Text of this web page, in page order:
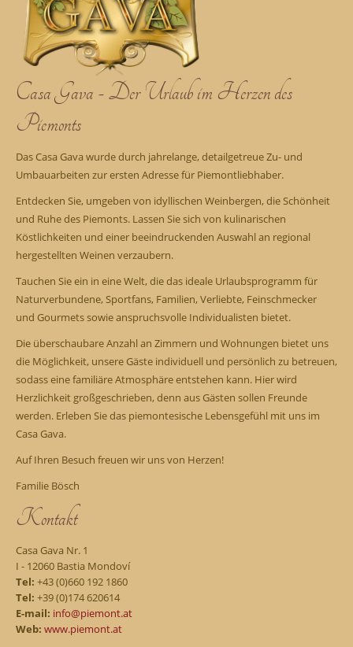
Casa Gava - Der Urlaub im Herzen des
Piemonts
Das Casa Gava wurde durch jahrelange, detailgetreue Zu- und
Umbauarbeiten zur ersten Adresse für Piemontliebhaber.
Entdecken Sie, umgeben von idyllischen Weinbergen, die Schönheit
und Ruhe des Piemonts. Lassen Sie sich von kulinarischen
Köstlichkeiten und einer beeindruckenden Auswahl an regional
hergestellten Weinen verzaubern.
Tauchen Sie ein in eine Welt, die das ideale Urlaubsprogramm für
Naturverbundene, Sportfans, Familien, Verliebte, Feinschmecker
und Gourmets sowie anspruchsvolle Individualisten bietet.
Die überschaubare Anzahl an Zimmern und Wohnungen bietet uns
die Möglichkeit, unsere Gäste individuell und persönlich zu betreuen,
sodass eine familiäre Atmosphäre entstehen kann. Hier wird
Herzlichkeit großgeschrieben, denn aus Gästen sollen Freunde
werden. Erleben Sie das piemontesische Lebensgefühl mit uns im
Casa Gava.
Auf Ihren Besuch freuen wir uns von Herzen!
Familie Bösch
Kontakt
Casa Gava Nr. 1
I - 12060 Bastia Mondoví
Tel: +43 (0)660 192 1860
Tel: +39 (0)174 620614
E-mail: info@piemont.at
Web: www.piemont.at